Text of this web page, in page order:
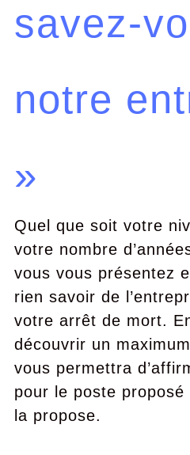
savez-
notre
»
Quel que soit votre
votre nombre
vous vous présentez
rien savoir de
votre arrêt de mort.
découvrir un
vous permettra
pour le poste proposé
la propose.